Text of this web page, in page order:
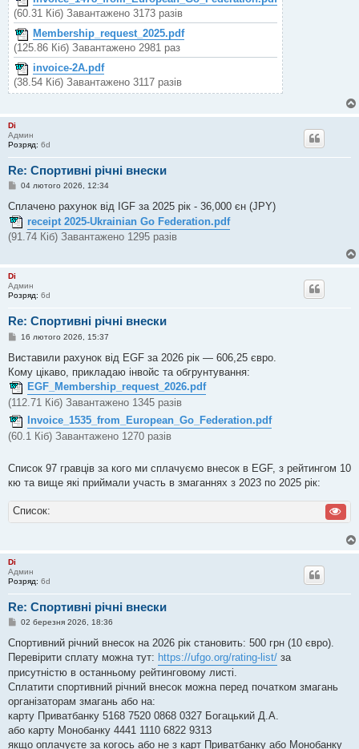
(60.31 Кіб) Завантажено 3173 разів
Membership_request_2025.pdf
(125.86 Кіб) Завантажено 2981 раз
invoice-2A.pdf
(38.54 Кіб) Завантажено 3117 разів
Di
Админ
Розряд: 6d
Re: Спортивні річні внески
П
в
і
д
о
м
я
04 лютого 2026, 12:34
Сплачено рахунок від IGF за 2025 рік - 36,000 єн (JPY)
receipt 2025-Ukrainian Go Federation.pdf
(91.74 Кіб) Завантажено 1295 разів
Di
Админ
Розряд: 6d
Re: Спортивні річні внески
П
в
д
о
м
л
н
н
я
16 лютого 2026, 15:37
Виставили рахунок від EGF за 2026 рік — 606,25 євро.
Кому цікаво, прикладаю інвойс та обгрунтування:
EGF_Membership_request_2026.pdf
(112.71 Кіб) Завантажено 1345 разів
Invoice_1535_from_European_Go_Federation.pdf
(60.1 Кіб) Завантажено 1270 разів
Список 97 гравців за кого ми сплачуємо внесок в EGF, з рейтингом 10
кю та вище які приймали участь в змаганнях з 2023 по 2025 рік:
Список:
Di
Админ
Розряд: 6d
Re: Спортивні річні внески
П
в
д
о
л
е
н
я
02 березня 2026, 18:36
Спортивний річний внесок на 2026 рік становить: 500 грн (10 євро).
Перевірити сплату можна тут: https://ufgo.org/rating-list/ за
присутністю в останньому рейтинговому листі.
Сплатити спортивний річний внесок можна перед початком змагань
організаторам змагань або на:
карту Приватбанку 5168 7520 0868 0327 Богацький Д.А.
або карту Монобанку 4441 1110 6822 9313
якщо оплачуєте за когось або не з карт Приватбанку або Монобанку